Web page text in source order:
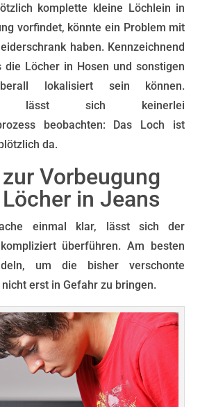
komplette kleine Löchlein in
vorfindet, könnte ein Problem mit
haben. Kennzeichnend
die Löcher in Hosen und sonstigen
lokalisiert sein können.
lässt sich keinerlei
beobachten: Das Loch ist
da.
Vorbeugung
in Jeans
einmal klar, lässt sich der
überführen. Am besten
um die bisher verschonte
erst in Gefahr zu bringen.